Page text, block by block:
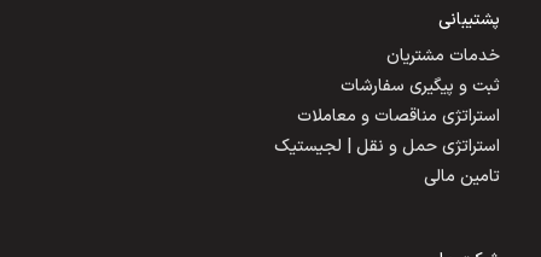
پشتیبانی
خدمات مشتریان
ثبت و پیگیری سفارشات
استراتژی مناقصات و معاملات
استراتژی حمل و نقل | لجیستیک
تامین مالی